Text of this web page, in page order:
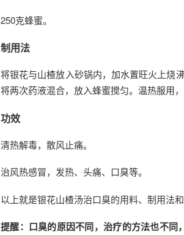
250克蜂蜜。
制用法
将银花与山楂放入砂锅内，加水置旺火上烧
将两次药液混合，放入蜂蜜搅匀。温热服用
功效
清热解毒，散风止痛。
治风热感冒，发热、头痛、口臭等。
以上就是银花山楂汤治口臭的用料、制用法
提醒：口臭的原因不同，治疗的方法也不